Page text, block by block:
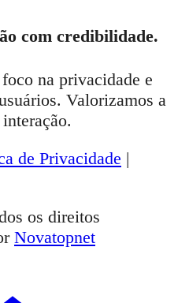
com credibilidade.
na privacidade e
Valorizamos a
de Privacidade |
os direitos
Novatopnet